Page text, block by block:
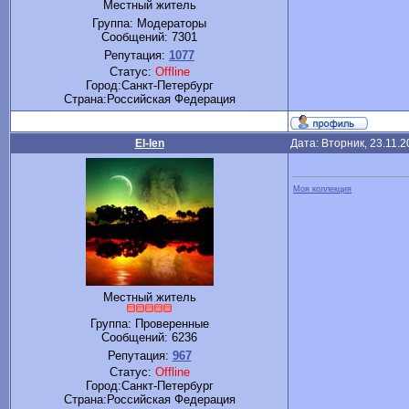
Местный житель
Группа: Модераторы
Сообщений: 7301
Репутация: 1077
Статус: Offline
Город:Санкт-Петербург
Cтрана:Российская Федерация
El-len Дата: Вторник,
Местный житель
Группа: Проверенные
Сообщений: 6236
Репутация: 967
Статус: Offline
Город:Санкт-Петербург
Cтрана:Российская Федерация
Моя коллекция